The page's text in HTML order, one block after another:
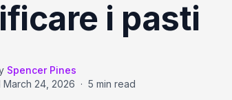
i pasti
Spencer Pines
March 24, 2026 · 5 min read